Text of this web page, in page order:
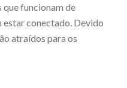
funcionam de
estar conectado. Devido
atraídos para os